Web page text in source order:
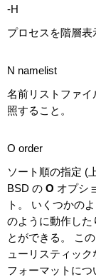
-H
プロセスを階層表
N namelist
名前リストファイ
照すること。
O order
ソート順の指定 (
BSD の O オプシ
ト。 いくつかの
のように動作した
とができる。 こ
ューリスティッ
フォーマットに